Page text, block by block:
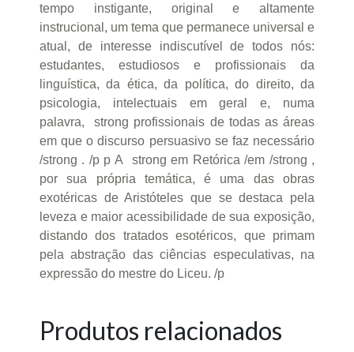
tempo instigante, original e altamente
instrucional, um tema que permanece universal e
atual, de interesse indiscutível de todos nós:
estudantes, estudiosos e profissionais da
linguística, da ética, da política, do direito, da
psicologia, intelectuais em geral e, numa
palavra, strong profissionais de todas as áreas
em que o discurso persuasivo se faz necessário
/strong . /p p A strong em Retórica /em /strong ,
por sua própria temática, é uma das obras
exotéricas de Aristóteles que se destaca pela
leveza e maior acessibilidade de sua exposição,
distando dos tratados esotéricos, que primam
pela abstração das ciências especulativas, na
expressão do mestre do Liceu. /p
Produtos relacionados